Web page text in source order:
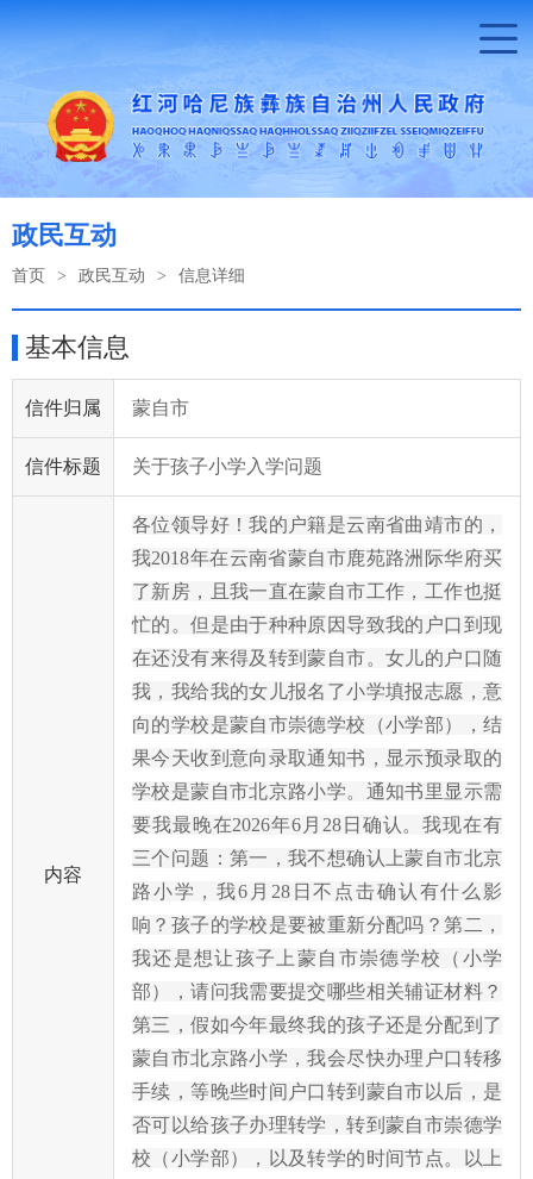
政民互动
首页 > 政民互动 > 信息详细
基本信息
信件归属 蒙自市
信件标题 关于孩子小学入学问题
内容
各位领导好！我的户籍是云南省曲靖市的，
我2018年在云南省蒙自市鹿苑路洲际华府买
了新房，且我一直在蒙自市工作，工作也挺
忙的。但是由于种种原因导致我的户口到现
在还没有来得及转到蒙自市。女儿的户口随
我，我给我的女儿报名了小学填报志愿，意
向的学校是蒙自市崇德学校（小学部），结
果今天收到意向录取通知书，显示预录取的
学校是蒙自市北京路小学。通知书里显示需
要我最晚在2026年6月28日确认。我现在有
三个问题：第一，我不想确认上蒙自市北京
路小学，我6月28日不点击确认有什么影
响？孩子的学校是要被重新分配吗？第二，
我还是想让孩子上蒙自市崇德学校（小学
部），请问我需要提交哪些相关辅证材料？
第三，假如今年最终我的孩子还是分配到了
蒙自市北京路小学，我会尽快办理户口转移
手续，等晚些时间户口转到蒙自市以后，是
否可以给孩子办理转学，转到蒙自市崇德学
校（小学部），以及转学的时间节点。以上